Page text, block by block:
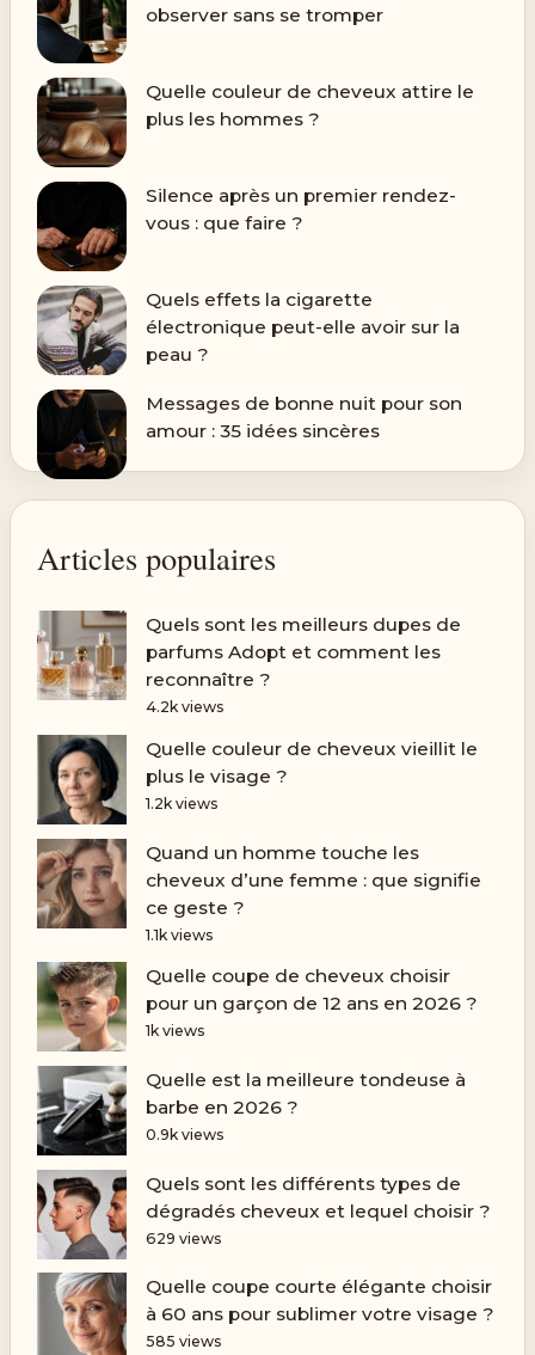
observer sans se tromper
Quelle couleur de cheveux attire le
plus les hommes ?
Silence après un premier rendez-
vous : que faire ?
Quels effets la cigarette
électronique peut-elle avoir sur la
peau ?
Messages de bonne nuit pour son
amour : 35 idées sincères
Articles populaires
Quels sont les meilleurs dupes de
parfums Adopt et comment les
reconnaître ?
4.2k views
Quelle couleur de cheveux vieillit le
plus le visage ?
1.2k views
Quand un homme touche les
cheveux d’une femme : que signifie
ce geste ?
1.1k views
Quelle coupe de cheveux choisir
pour un garçon de 12 ans en 2026 ?
1k views
Quelle est la meilleure tondeuse à
barbe en 2026 ?
0.9k views
Quels sont les différents types de
dégradés cheveux et lequel choisir ?
629 views
Quelle coupe courte élégante choisir
à 60 ans pour sublimer votre visage ?
585 views